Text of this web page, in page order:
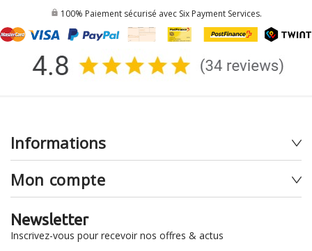
100% Paiement sécurisé avec Six Payment Services.
Informations
Mon compte
Newsletter
Inscrivez-vous pour recevoir nos offres & actus